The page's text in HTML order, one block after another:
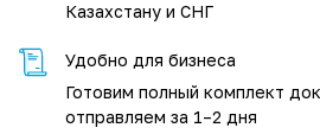
Казахстану и СНГ
Удобно для бизнеса
Готовим полный комплект
отправляем за 1–2 дня